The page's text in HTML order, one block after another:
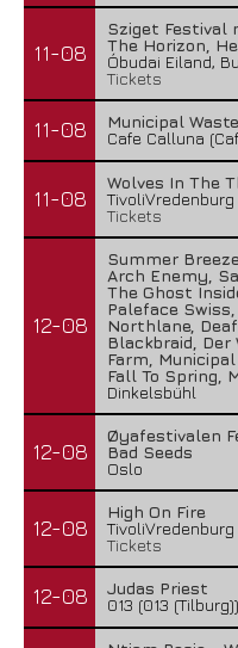
11-08
Sziget Festival
The Horizon,
Óbudai Eiland,
Tickets
11-08
Municipal Waste
Cafe Calluna
11-08
Wolves In The
Tickets
12-08
Summer
Arch Enemy,
The Ghost
Paleface
Northlane,
Blackbraid, Der
Farm,
Fall To Spring,
Dinkelsbühl
12-08
Øyafestivalen
Bad Seeds
Oslo
12-08
High On Fire
Tickets
12-08
Judas Priest
013 (013 (Tilburg))